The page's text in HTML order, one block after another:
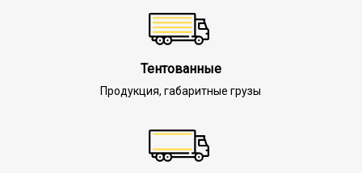
Тентованные
Продукция, габаритные грузы